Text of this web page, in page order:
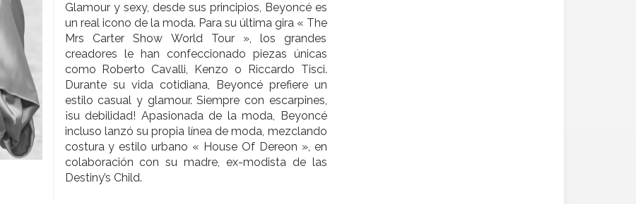
Glamour y sexy, desde sus principios, Beyoncé es
un real icono de la moda. Para su última gira « The
Mrs Carter Show World Tour », los grandes
creadores le han confeccionado piezas únicas
como Roberto Cavalli, Kenzo o Riccardo Tisci.
Durante su vida cotidiana, Beyoncé prefiere un
estilo casual y glamour. Siempre con escarpines,
¡su debilidad! Apasionada de la moda, Beyoncé
incluso lanzó su propia línea de moda, mezclando
costura y estilo urbano « House Of Dereon », en
colaboración con su madre, ex-modista de las
Destiny’s Child.